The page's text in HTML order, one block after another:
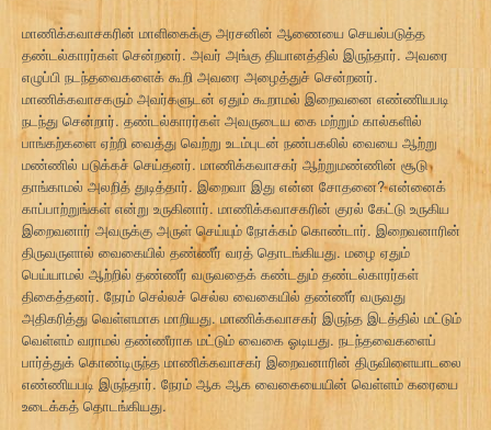
மாணிக்கவாசகரின் மாளிகைக்கு அரசனின் ஆணையை செயல்படுத்த
தண்டல்காரர்கள் சென்றனர். அவர் அங்கு தியானத்தில் இருந்தார். அவரை
எழுப்பி நடந்தவைகளைக் கூறி அவரை அழைத்துச் சென்றனர்.
மாணிக்கவாசகரும் அவர்களுடன் ஏதும் கூறாமல் இறைவனை எண்ணியபடி
நடந்து சென்றார். தண்டல்காரர்கள் அவருடைய கை மற்றும் கால்களில்
பாங்கற்களை ஏற்றி வைத்து வெற்று உடம்புடன் நண்பகலில் வையை ஆற்று
மண்ணில் படுக்கச் செய்தனர். மாணிக்கவாசகர் ஆற்றுமண்ணின் சூடு
தாங்காமல் அலறித் துடித்தார். இறைவா இது என்ன சோதனை? என்னைக்
காப்பாற்றுங்கள் என்று உருகினார். மாணிக்கவாசகரின் குரல் கேட்டு உருகிய
இறைவனார் அவருக்கு அருள் செய்யும் நோக்கம் கொண்டார். இறைவனாரின்
திருவருளால் வைகையில் தண்ணீர் வரத் தொடங்கியது. மழை ஏதும்
பெய்யாமல் ஆற்றில் தண்ணீர் வருவதைக் கண்டதும் தண்டல்காரர்கள்
திகைத்தனர். நேரம் செல்லச் செல்ல வைகையில் தண்ணீர் வருவது
அதிகரித்து வெள்ளமாக மாறியது. மாணிக்கவாசகர் இருந்த இடத்தில் மட்டும்
வெள்ளம் வராமல் தண்ணீராக மட்டும் வைகை ஓடியது. நடந்தவைகளைப்
பார்த்துக் கொண்டிருந்த மாணிக்கவாசகர் இறைவனாரின் திருவிளையாடலை
எண்ணியபடி இருந்தார். நேரம் ஆக ஆக வைகையையின் வெள்ளம் கரையை
உடைக்கத் தொடங்கியது.